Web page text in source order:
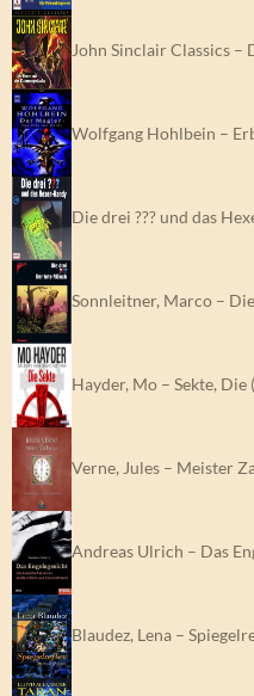
John Sinclair Classics
Wolfgang Hohlbein –
Die drei ??? und das
Sonnleitner, Marco –
Hayder, Mo – Sekte, Die
Verne, Jules – Meister
Andreas Ulrich – Das
Blaudez, Lena –